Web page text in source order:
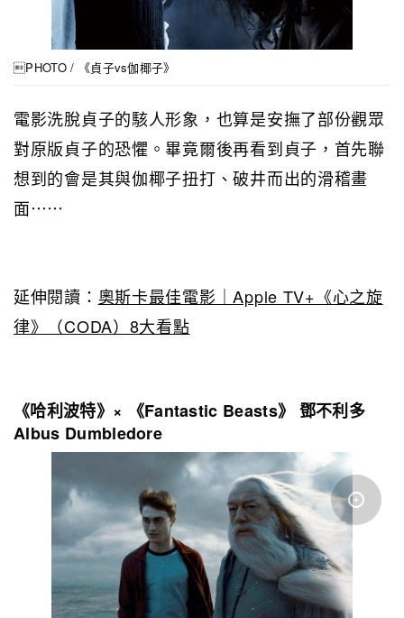
PHOTO / 《貞子vs伽椰子》
電影洗脫貞子的駭人形象，也算是安撫了部份觀眾
對原版貞子的恐懼。畢竟爾後再看到貞子，首先聯
想到的會是其與伽椰子扭打、破井而出的滑稽畫
面⋯⋯
延伸閱讀： 奧斯卡最佳電影｜Apple TV+《心之旋
律》（CODA）8大看點
《哈利波特》× 《Fantastic Beasts》 鄧不利多
Albus Dumbledore